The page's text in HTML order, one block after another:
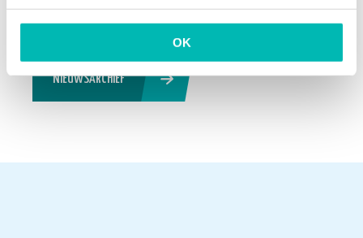
OK
NIEUWSARCHIEF